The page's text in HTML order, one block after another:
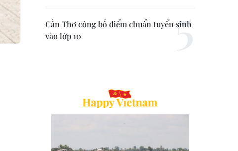
Cần Thơ công bố điểm chuẩn tuyển sinh
vào lớp 10